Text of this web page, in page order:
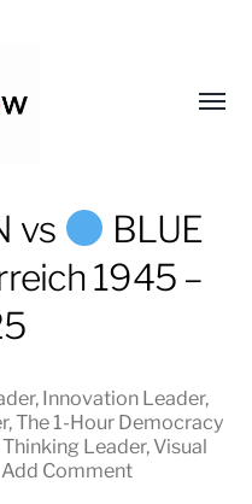
vs
BLUE
1945 –
, Innovation Leader,
,The 1-Hour Democracy
Leader, Visual
Add Comment